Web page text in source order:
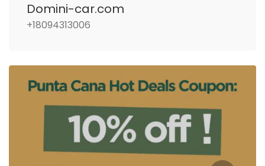
Domini-car.com
+18094313006‬